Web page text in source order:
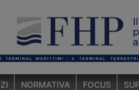
NORMATIVA FOCUS